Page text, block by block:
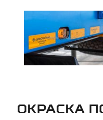
ОКРАСКА